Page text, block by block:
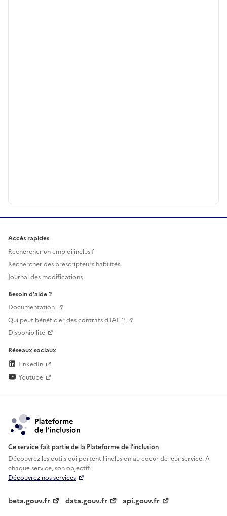
Accès rapides
Rechercher un emploi inclusif
Rechercher des prescripteurs habilités
Journal des modifications
Besoin d'aide ?
Documentation
Qui peut bénéficier des contrats d'IAE ?
Disponibilité
Réseaux sociaux
LinkedIn
Youtube
Ce service fait partie de la Plateforme de l’inclusion
Découvrez les outils qui portent l'inclusion aucoeur de leur service. A
chaque service, son objectif.
Découvrez nos services
beta.gouv.fr data.gouv.fr api.gouv.fr